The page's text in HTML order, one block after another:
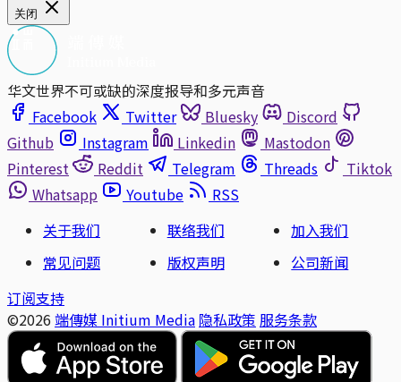
关闭
华文世界不可或缺的深度报导和多元声音
Facebook
Twitter Bluesky
Discord
Github
Instagram Linkedin
Mastodon
Pinterest
Reddit Telegram Threads
Tiktok
Whatsapp
Youtube
RSS
关于我们
联络我们
加入我们
常见问题
版权声明
公司新闻
订阅支持
©2026 端傳媒 Initium Media 隐私政策 服务条款